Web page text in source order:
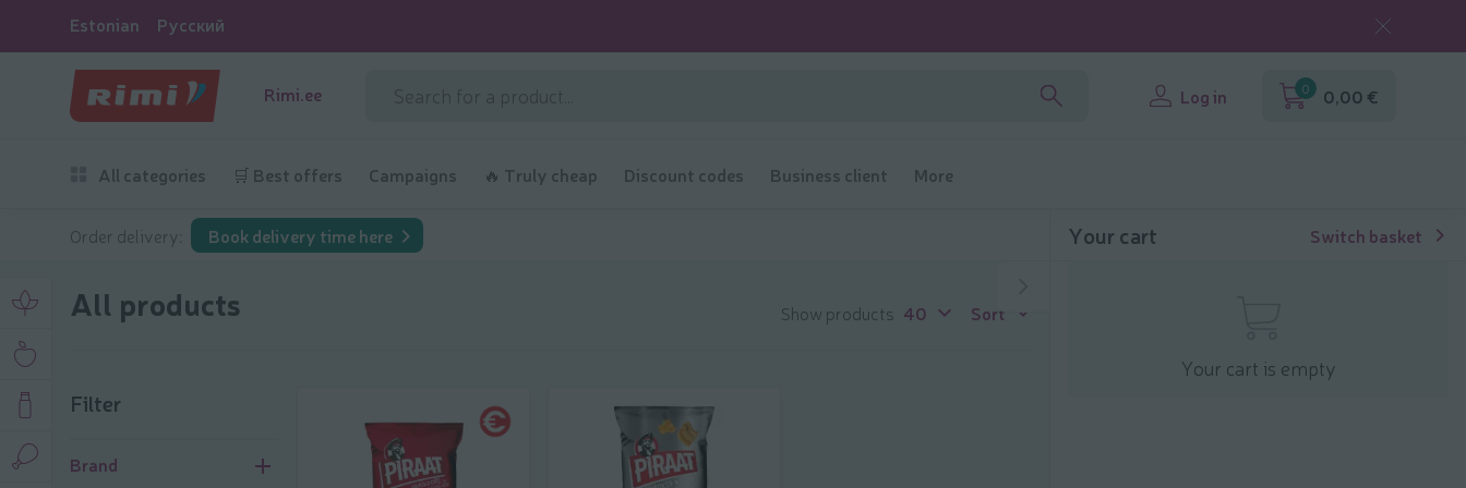
Estonian Русский
Rimi.ee Log in 0 0,00 €
All categories 🛒 Best offers Campaigns 🔥 Truly cheap Discount codes Business client More
Order delivery: Book delivery time here
All products Show products 40 Sort
Filter
Brand
Your cart Switch basket
Your cart is empty